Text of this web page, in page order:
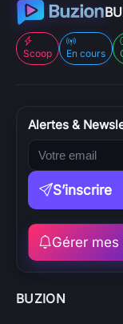
Scoop En cours
Alertes &
S’inscrire
Gérer
BUZION